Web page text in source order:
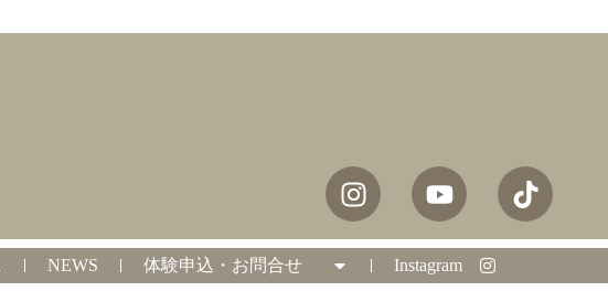
NEWS 体験申込・お問合せ Instagram